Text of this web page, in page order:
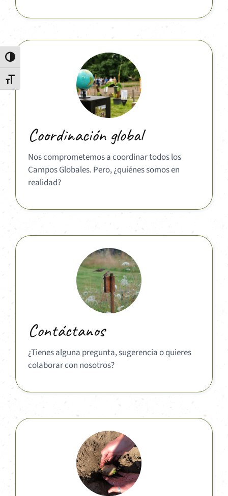
Alternar alto contraste
Alternar tamaño de letra
Coordinación global
Nos comprometemos a coordinar todos los
Campos Globales. Pero, ¿quiénes somos en
realidad?
Contáctanos
¿Tienes alguna pregunta, sugerencia o quieres
colaborar con nosotros?